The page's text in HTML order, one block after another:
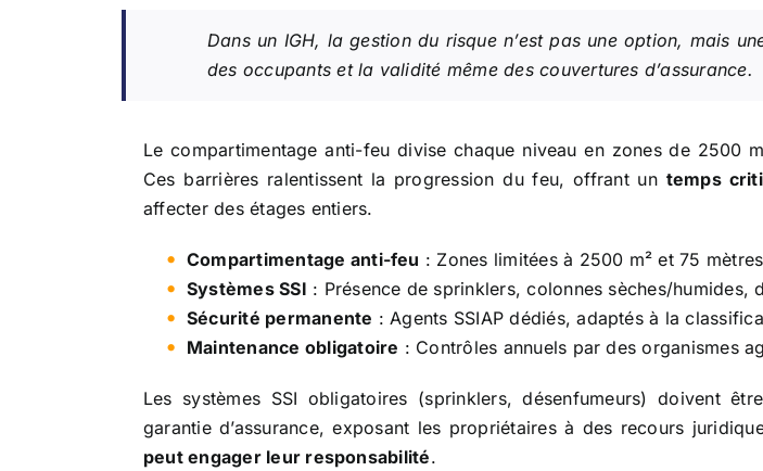
Dans un IGH, la gestion du risque n’est pas une option, mais
des occupants et la validité même des couvertures d’assurance.
Le compartimentage anti-feu divise chaque niveau en zones de 2500
Ces barrières ralentissent la progression du feu, offrant un temps
affecter des étages entiers.
Compartimentage anti-feu : Zones limitées à 2500 m² et 75
Systèmes SSI : Présence de sprinklers, colonnes sèches/humides,
Sécurité permanente : Agents SSIAP dédiés, adaptés à la
Maintenance obligatoire : Contrôles annuels par des organismes
Les systèmes SSI obligatoires (sprinklers, désenfumeurs) doivent
garantie d’assurance, exposant les propriétaires à des recours
peut engager leur responsabilité.